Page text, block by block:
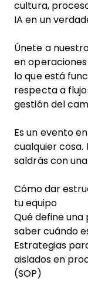
cultura,
IA en un
Únete a
en
lo que está
respecta a
gestión del
Es un evento
cualquier cosa.
saldrás con
Cómo dar
tu equipo
Qué define una
saber cuándo
Estrategias
aislados en
(SOP)